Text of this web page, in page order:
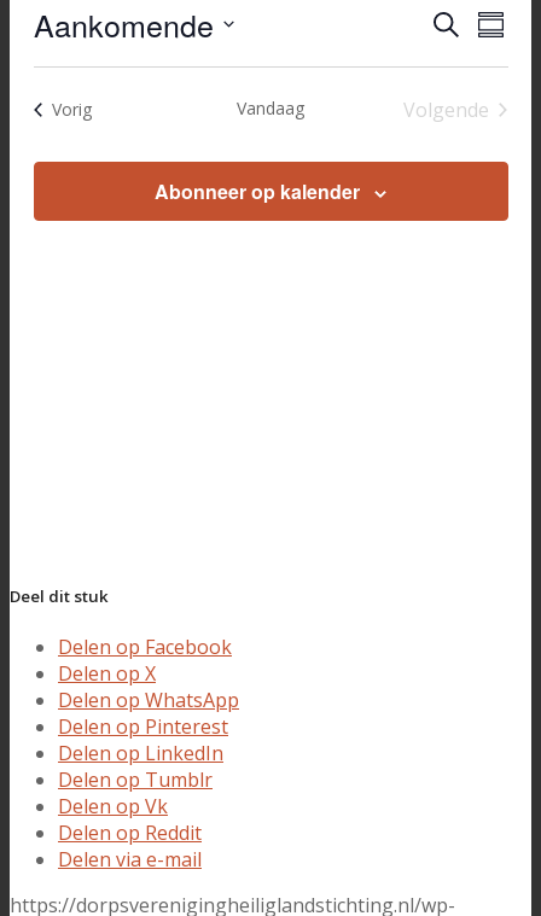
Zoeken
en
Zoeken
Aankomende
VorigEvenementen Vandaag
Volgende
Abonneer op kalender
Deel dit stuk
Delen op Facebook
Delen op X
Delen op WhatsApp
Delen op Pinterest
Delen op LinkedIn
Delen op Tumblr
Delen op Vk
Delen op Reddit
Delen via e-mail
https://dorpsverenigingheiliglandstichting.nl/wp-